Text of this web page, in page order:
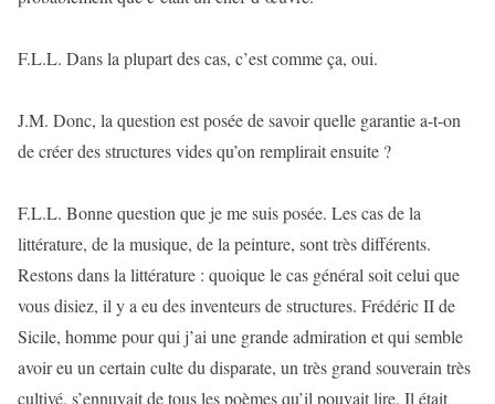
F.L.L. Dans la plupart des cas, c’est comme ça, oui.
J.M. Donc, la question est posée de savoir quelle garantie a-t-on
de créer des structures vides qu’on remplirait ensuite ?
F.L.L. Bonne question que je me suis posée. Les cas de la
littérature, de la musique, de la peinture, sont très différents.
Restons dans la littérature : quoique le cas général soit celui que
vous disiez, il y a eu des inventeurs de structures. Frédéric II de
Sicile, homme pour qui j’ai une grande admiration et qui semble
avoir eu un certain culte du disparate, un très grand souverain très
cultivé, s’ennuyait de tous les poèmes qu’il pouvait lire. Il était